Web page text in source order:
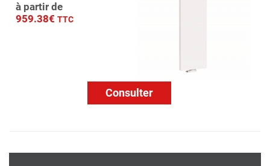
à partir de
959.38€ TTC
Consulter